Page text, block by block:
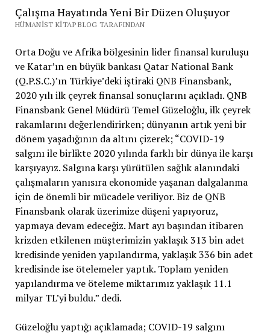
Çalışma Hayatında Yeni Bir Düzen Oluşuyor
HÜMANIST KITAP BLOG TARAFINDAN
Orta Doğu ve Afrika bölgesinin lider finansal kuruluşu
ve Katar’ın en büyük bankası Qatar National Bank
(Q.P.S.C.)’ın Türkiye’deki iştiraki QNB Finansbank,
2020 yılı ilk çeyrek finansal sonuçlarını açıkladı. QNB
Finansbank Genel Müdürü Temel Güzeloğlu, ilk çeyrek
rakamlarını değerlendirirken; dünyanın artık yeni bir
dönem yaşadığının da altını çizerek; “COVID-19
salgını ile birlikte 2020 yılında farklı bir dünya ile karşı
karşıyayız. Salgına karşı yürütülen sağlık alanındaki
çalışmaların yanısıra ekonomide yaşanan dalgalanma
için de önemli bir mücadele veriliyor. Biz de QNB
Finansbank olarak üzerimize düşeni yapıyoruz,
yapmaya devam edeceğiz. Mart ayı başından itibaren
krizden etkilenen müşterimizin yaklaşık 313 bin adet
kredisinde yeniden yapılandırma, yaklaşık 336 bin adet
kredisinde ise ötelemeler yaptık. Toplam yeniden
yapılandırma ve öteleme miktarımız yaklaşık 11.1
milyar TL’yi buldu.” dedi.
Güzeloğlu yaptığı açıklamada; COVID-19 salgını